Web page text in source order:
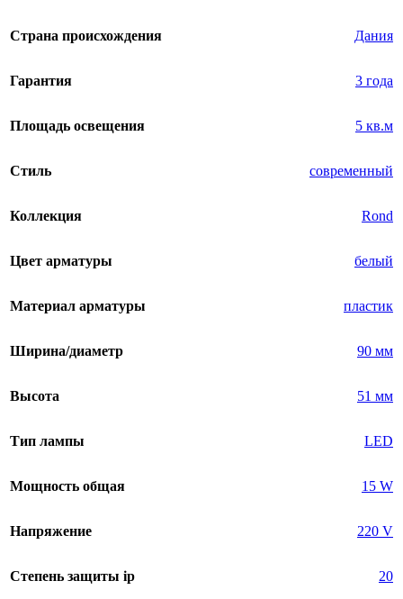
Страна происхождения Дания
Гарантия 3 года
Площадь освещения 5 кв.м
Стиль современный
Коллекция Rond
Цвет арматуры белый
Материал арматуры пластик
Ширина/диаметр 90 мм
Высота 51 мм
Тип лампы LED
Мощность общая 15 W
Напряжение 220 V
Степень защиты ip 20